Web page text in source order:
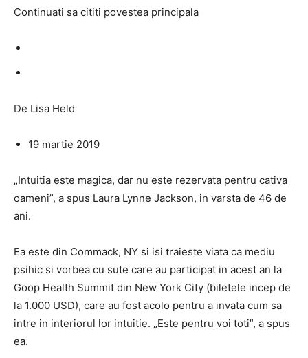
Continuati sa cititi povestea principala
De Lisa Held
19 martie 2019
„Intuitia este magica, dar nu este rezervata pentru cativa
oameni”, a spus Laura Lynne Jackson, in varsta de 46 de
ani.
Ea este din Commack, NY si isi traieste viata ca mediu
psihic si vorbea cu sute care au participat in acest an la
Goop Health Summit din New York City (biletele incep de
la 1.000 USD), care au fost acolo pentru a invata cum sa
intre in interiorul lor intuitie. „Este pentru voi toti”, a spus
ea.